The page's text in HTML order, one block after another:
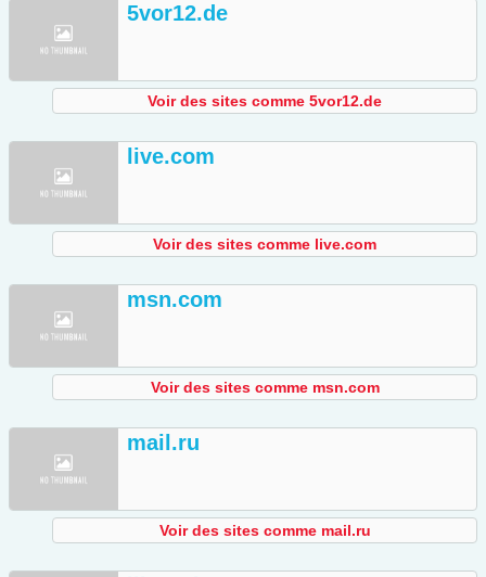
5vor12.de
Voir des sites comme 5vor12.de
live.com
Voir des sites comme live.com
msn.com
Voir des sites comme msn.com
mail.ru
Voir des sites comme mail.ru